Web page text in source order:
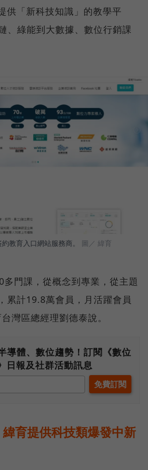
供「新科技知識」的教學平
、綠能到大數據、數位行銷課
教育入口網站服務商。 圖／ 緯育
多門課，從概念到專業，從主題
累計19.8萬會員，月活躍會員
灣區總經理劉德泰說。
導體、數位趨勢！訂閱《數位
日報及社群活動訊息
育提供科技類爆發中新